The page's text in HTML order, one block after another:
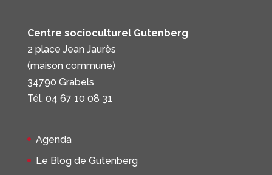
Centre socioculturel Gutenberg
2 place Jean Jaurès
(maison commune)
34790 Grabels
Tél. 04 67 10 08 31
Agenda
Le Blog de Gutenberg